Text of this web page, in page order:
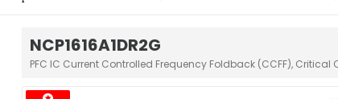
NCP1616A1DR2G
PFC IC Current Controlled Frequency Foldback (CCFF), Critical